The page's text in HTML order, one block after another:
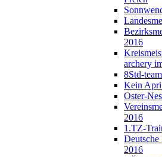
2016
archery
8Std-
Kein
Oster-
2016
1.TZ-
2016